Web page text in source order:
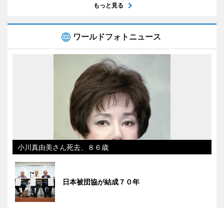
もっと見る
ワールドフォトニュース
小川真由美さん死去、８６歳
日本被団協が結成７０年